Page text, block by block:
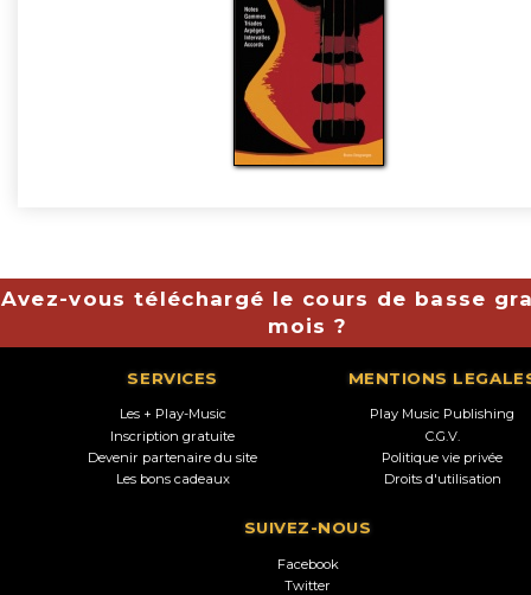
Avez-vous téléchargé le cours de basse
mois ?
SERVICES
Les + Play-Music
Inscription gratuite
Devenir partenaire du site
Les bons cadeaux
MENTIONS
Play Music Publishing
C.G.V.
Politique vie privée
Droits d'utilisation
SUIVEZ-NOUS
Facebook
Twitter